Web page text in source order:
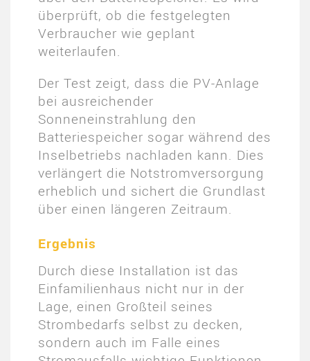
überprüft, ob die festgelegten
Verbraucher wie geplant
weiterlaufen.
Der Test zeigt, dass die PV-Anlage
bei ausreichender
Sonneneinstrahlung den
Batteriespeicher sogar während des
Inselbetriebs nachladen kann. Dies
verlängert die Notstromversorgung
erheblich und sichert die Grundlast
über einen längeren Zeitraum.
Ergebnis
Durch diese Installation ist das
Einfamilienhaus nicht nur in der
Lage, einen Großteil seines
Strombedarfs selbst zu decken,
sondern auch im Falle eines